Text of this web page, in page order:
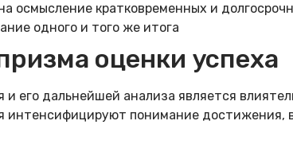
осмысление кратковременных и
одного и того же итога
оценки успеха
его дальнейшей анализа является
понимание достижения,